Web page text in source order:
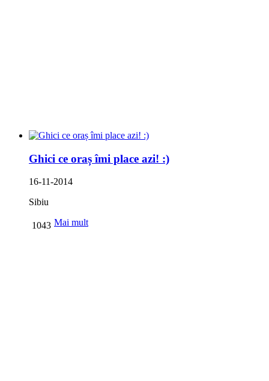
Ghici ce oraș îmi place azi! :)
16-11-2014
Sibiu
Mai mult
1043